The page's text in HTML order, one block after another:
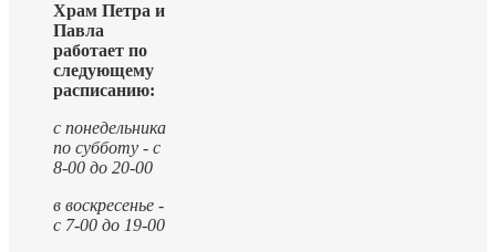
Храм Петра и
Павла
работает по
следующему
расписанию:
с понедельника
по субботу - с
8-00 до 20-00
в воскресенье -
с 7-00 до 19-00